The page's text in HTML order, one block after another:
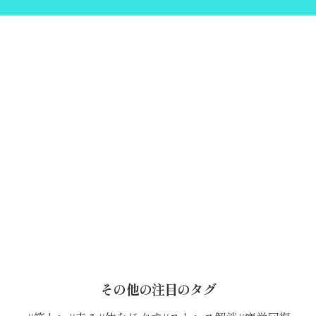
その他の注目のタグ